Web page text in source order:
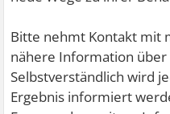
Bitte nehmt Kontakt mit
nähere Information über
Selbstverständlich wird
Ergebnis informiert